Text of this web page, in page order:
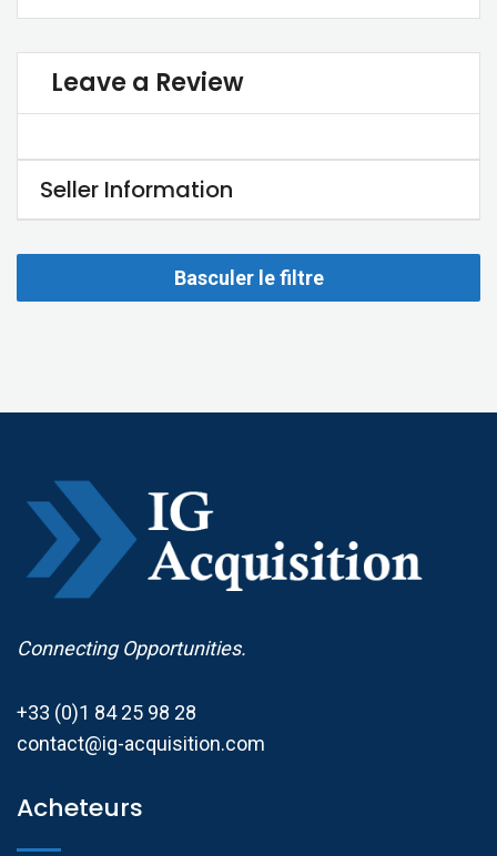
Leave a Review
Seller Information
Basculer le filtre
Connecting Opportunities.
+33 (0)1 84 25 98 28
contact@ig-acquisition.com
Acheteurs